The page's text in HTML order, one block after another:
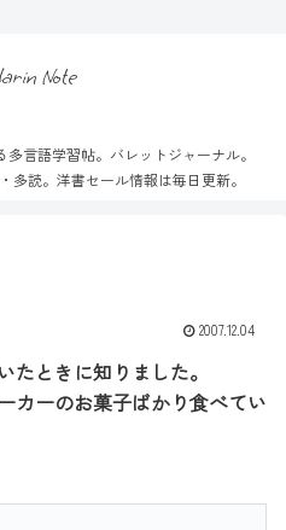
Note
言語学習帖。バレットジャーナル。
多読。洋書セール情報は毎日更新。
2007.12.04
たときに知りました。
カーのお菓子ばかり食べてい